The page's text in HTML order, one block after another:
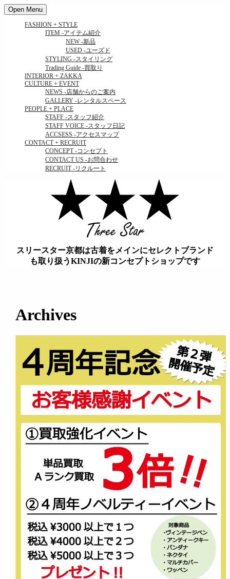
Open Menu
FASHION + STYLE
ITEM -アイテム紹介
NEW-新品
USED -ユーズド
STYLING -スタイリング
Trading Guide -買取り
INTERIOR + ZAKKA
CULTURE + EVENT
NEWS -店舗からのご案内
GALLERY -レンタルスペース
PEOPLE + PLACE
STAFF -スタッフ紹介
STAFF VOICE -スタッフ日記
ACCSESS -アクセスマップ
CONTACT + RECRUIT
CONCEPT-コンセプト
CONTACT US -お問合わせ
RECRUIT-リクルート
スリースター京都は古着をメインにセレクトブランド
も取り扱うKINJIの新コンセプトショップです
займ на карту онлайн без отказа
Archives